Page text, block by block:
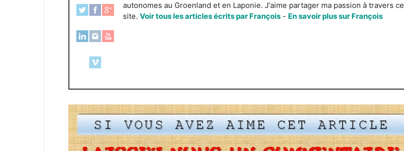
autonomes au Groenland et en Laponie. J'aime partager ma passion à travers ce
site. Voir tous les articles écrits par François - En savoir plus sur François